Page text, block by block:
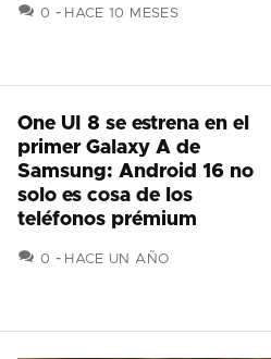
0 COMENTARIOS
HACE 10 MESES
One UI 8 se estrena en el
primer Galaxy A de
Samsung: Android 16 no
solo es cosa de los
teléfonos prémium
0 COMENTARIOS
HACE UN AÑO